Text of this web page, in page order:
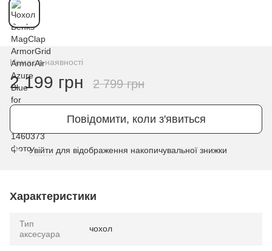
Немає в наявності
2 199 грн 2 799 грн
Повідомити, коли з'явиться
% Увійти для відображення накопичувальної знижки
Характеристики
Тип
аксесуара
чохол